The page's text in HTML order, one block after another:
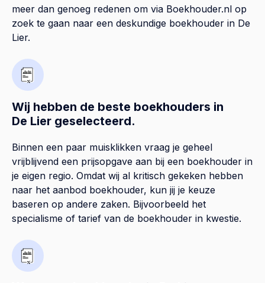
meer dan genoeg redenen om via Boekhouder.nl op
zoek te gaan naar een deskundige boekhouder in De
Lier.
Wij hebben de beste boekhouders in
De Lier geselecteerd.
Binnen een paar muisklikken vraag je geheel
vrijblijvend een prijsopgave aan bij een boekhouder in
je eigen regio. Omdat wij al kritisch gekeken hebben
naar het aanbod boekhouder, kun jij je keuze
baseren op andere zaken. Bijvoorbeeld het
specialisme of tarief van de boekhouder in kwestie.